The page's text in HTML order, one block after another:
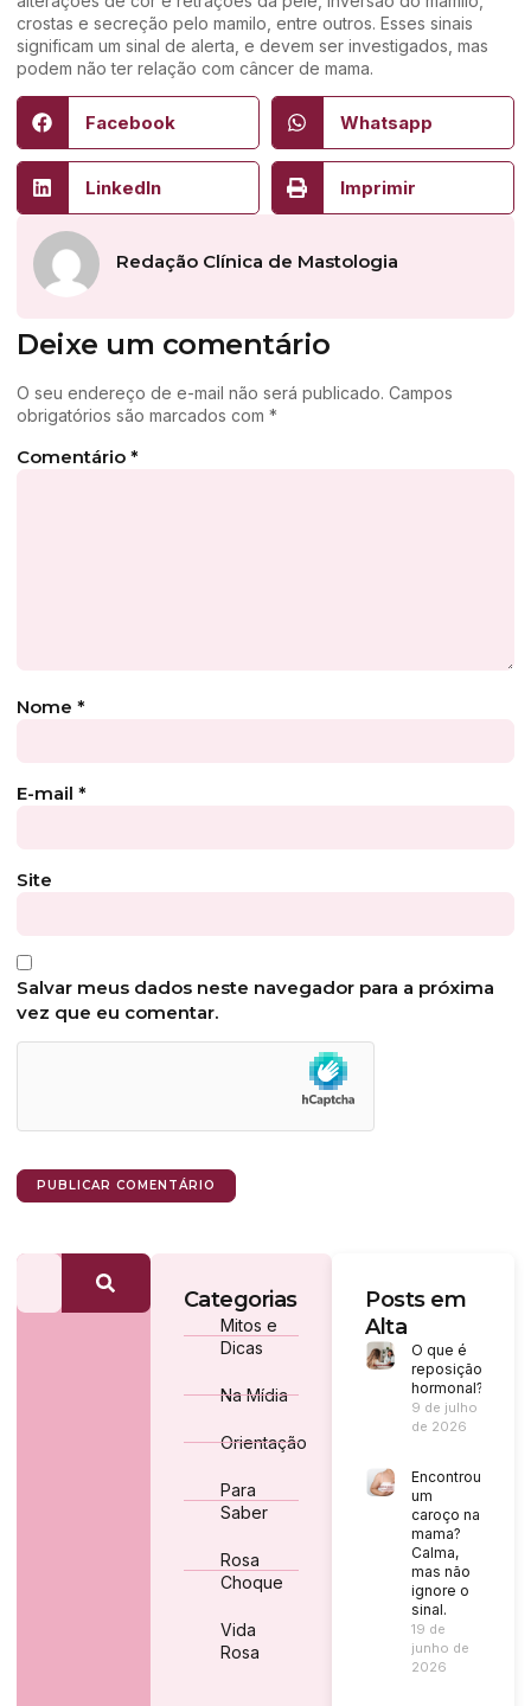
crostas e secreção pelo mamilo, entre outros. Esses sinais
significam um sinal de alerta, e devem ser investigados, mas
podem não ter relação com câncer de mama.
Facebook Whatsapp
LinkedIn Imprimir
Redação Clínica de Mastologia
Deixe um comentário
O seu endereço de e-mail não será publicado. Campos
obrigatórios são marcados com *
Comentário *
Nome *
E-mail *
Site
Salvar meus dados neste navegador para a próxima
vez que eu comentar.
Categorias
Mitos e
Dicas
Na Mídia
Orientação
Para
Saber
Rosa
Choque
Vida
Rosa
Posts em
Alta
O que é
reposição
hormonal?
9 de julho
de 2026
Encontrou
um
caroço na
mama?
Calma,
mas não
ignore o
sinal.
19 de
junho de
2026